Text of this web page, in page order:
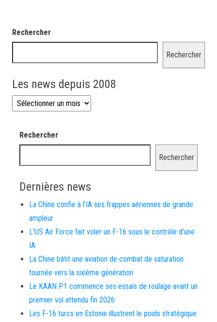
Rechercher
Rechercher
Les news depuis 2008
Les news depuis 2008
Rechercher
Rechercher
Dernières news
La Chine confie à l’IA ses frappes aériennes de grande
ampleur
L’US Air Force fait voler un F-16 sous le contrôle d’une
IA
La Chine bâtit une aviation de combat de saturation
tournée vers la sixième génération
Le KAAN P1 commence ses essais de roulage avant un
premier vol attendu fin 2026
Les F-16 turcs en Estonie illustrent le poids stratégique